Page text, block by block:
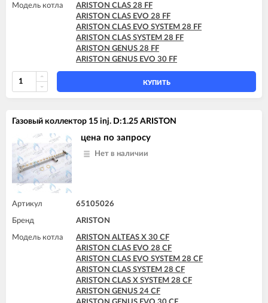
ARISTON CLAS X 28 FF
ARISTON CLAS X 35 FF
ARISTON CLAS X SYSTEM 24 CF
ARISTON CLAS X SYSTEM 24 FF
ARISTON CLAS X SYSTEM 28 CF
ARISTON CLAS X SYSTEM 28 FF
ARISTON CLAS X SYSTEM 32 FF
ARISTON EGIS PLUS 24 CF
ARISTON EGIS PLUS 24 CF-EU
ARISTON GENUS 24 FF
ARISTON GENUS 28 CF
ARISTON GENUS 32 FF
ARISTON GENUS EVO 24 FF
ARISTON GENUS EVO 30 FF
ARISTON GENUS EVO 35 FF
ARISTON GENUS X 24 CF
ARISTON GENUS X 24 FF
ARISTON GENUS X 30 CF
ARISTON GENUS X 30 FF
ARISTON GENUS X 32 FF
Модель котла
ARISTON CLAS 28 FF
ARISTON CLAS EVO 28 FF
ARISTON CLAS EVO SYSTEM 28 FF
ARISTON CLAS SYSTEM 28 FF
ARISTON GENUS 28 FF
ARISTON GENUS EVO 30 FF
КУПИТЬ
Газовый коллектор 15 inj. D:1.25 ARISTON
цена по запросу
Нет в наличии
Артикул 65105026
Бренд ARISTON
Модель котла
ARISTON ALTEAS X 30 CF
ARISTON CLAS EVO 28 CF
ARISTON CLAS EVO SYSTEM 28 CF
ARISTON CLAS SYSTEM 28 CF
ARISTON CLAS X SYSTEM 28 CF
ARISTON GENUS 24 CF